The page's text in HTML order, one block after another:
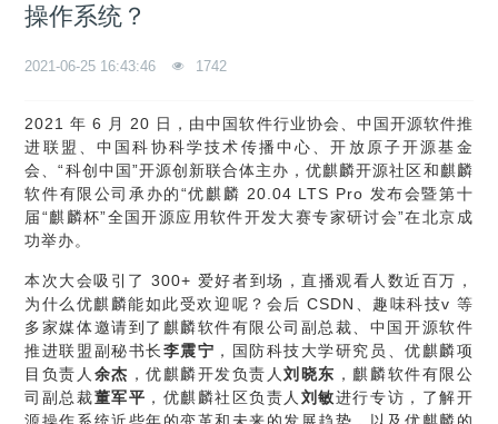
操作系统？
2021-06-25 16:43:46 1742
2021 年 6 月 20 日，由中国软件行业协会、中国开源软件推
进联盟、中国科协科学技术传播中心、开放原子开源基金
会、“科创中国”开源创新联合体主办，优麒麟开源社区和麒麟
软件有限公司承办的“优麒麟 20.04 LTS Pro 发布会暨第十
届“麒麟杯”全国开源应用软件开发大赛专家研讨会”在北京成
功举办。
本次大会吸引了 300+ 爱好者到场，直播观看人数近百万，
为什么优麒麟能如此受欢迎呢？会后 CSDN、趣味科技v 等
多家媒体邀请到了 麒麟软件有限公司副总裁、中国开源软件
推进联盟副秘书长 李震宁 ，国防科技大学研究员、优麒麟项
目负责人 余杰 ，优麒麟开发负责人刘晓东 ，麒麟软件有限公
司副总裁董军平 ，优麒麟社区负责人 刘敏进行专访，了解开